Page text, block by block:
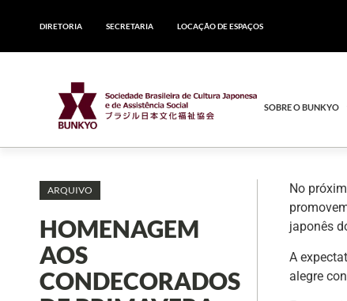
DIRETORIA SECRETARIA LOCAÇÃO DE ESPAÇOS
SOBRE O BUNKYO
ARQUIVO
HOMENAGEM
AOS
CONDECORADOS
No
japonês
A
alegre